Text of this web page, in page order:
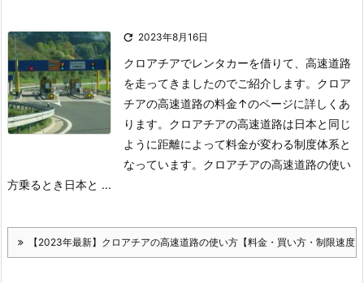
 2023年8月16日
クロアチアでレンタカーを借りて、高速道路
を走ってきましたのでご紹介します。 クロア
チアの高速道路の料金↑のページに詳しくあ
ります。 クロアチアの高速道路は日本と同じ
ように距離によって料金が変わる制度体系と
なっています。 クロアチアの高速道路の使い
方乗るとき 日本と ...
【2023年最新】クロアチアの高速道路の使い方【料金・買い方・制限速度】